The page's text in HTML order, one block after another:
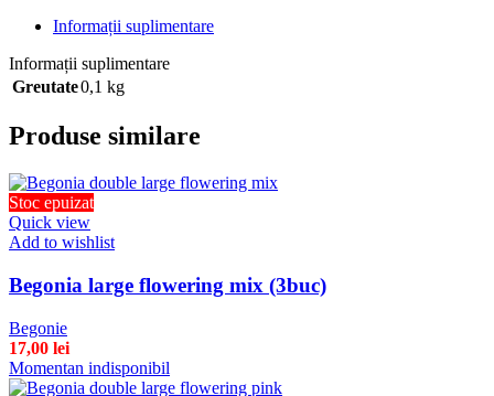
Informații suplimentare
Informații suplimentare
Greutate0,1 kg
Produse similare
Stoc epuizat
Quick view
Add to wishlist
Begonia large flowering mix (3buc)
Begonie
17,00 lei
Momentan indisponibil